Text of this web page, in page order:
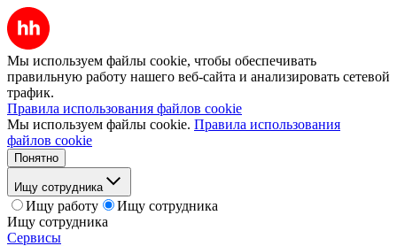
Мы используем файлы cookie, чтобы обеспечивать
правильную работу нашего веб-сайта и анализировать сетевой
трафик.
Правила использования файлов cookie
Мы используем файлы cookie. Правила использования
файлов cookie
Понятно
Ищу сотрудника
Ищу работу
Ищу сотрудника
Ищу сотрудника
Сервисы